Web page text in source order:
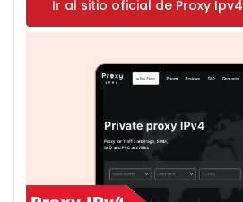
Ir al sitio oficial de Proxy Ipv4